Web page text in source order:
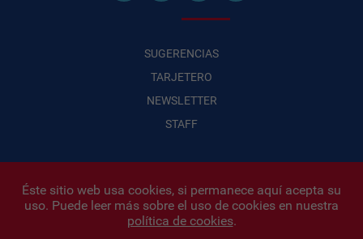
SUGERENCIAS
TARJETERO
NEWSLETTER
STAFF
Infonegocios 2026| INFONEGOCIOS S.A. · CUIT: 30710438486 |
Políticas de Privacidad|Protección de datos personales
Éste sitio web usa cookies, si permanece aquí acepta su
uso. Puede leer más sobre el uso de cookies en nuestra
política de cookies.